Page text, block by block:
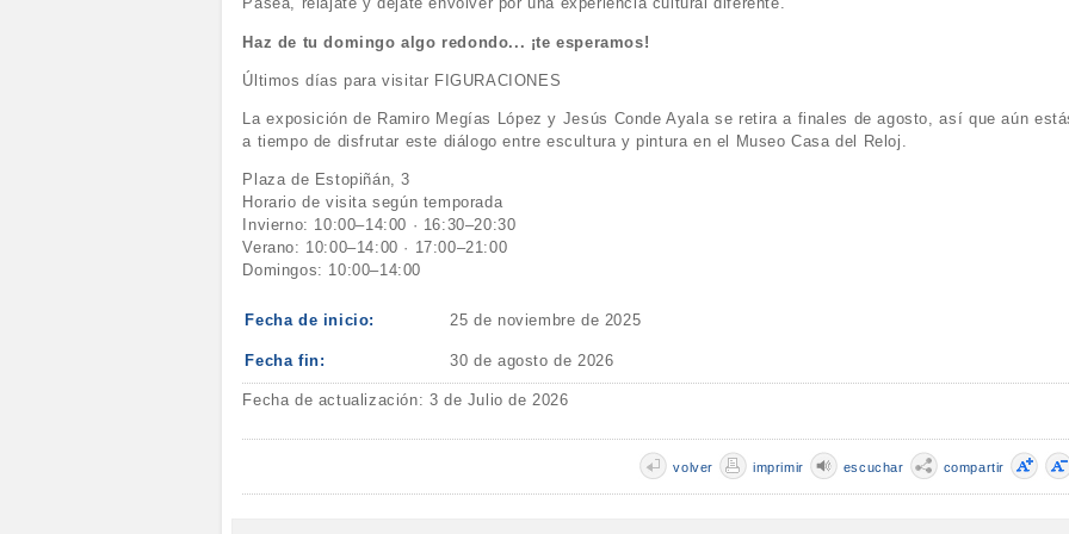
Haz de tu domingo algo redondo... ¡te esperamos!
Últimos días para visitar FIGURACIONES
La exposición de Ramiro Megías López y Jesús Conde Ayala se retira a finales de agosto, así que aún
a tiempo de disfrutar este diálogo entre escultura y pintura en el Museo Casa del Reloj.
Plaza de Estopiñán, 3
Horario de visita según temporada
Invierno: 10:00–14:00 · 16:30–20:30
Verano: 10:00–14:00 · 17:00–21:00
Domingos: 10:00–14:00
Fecha de inicio: 25 de noviembre de 2025
Fecha fin: 30 de agosto de 2026
Fecha de actualización: 3 de Julio de 2026
compartir
escuchar
imprimir
volver